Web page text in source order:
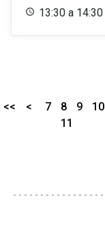
13:30 a 14:30
<< < 7 8 9
10
11